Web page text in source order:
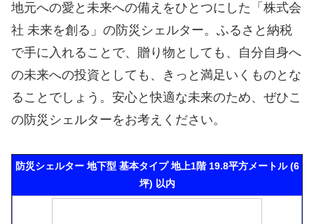
地元への愛と未来への備えをひとつにした「株式会
社 未来を創る」の防災シェルター。ふるさと納税
で手に入れることで、贈り物としても、自分自身へ
の未来への投資としても、きっと満足いくものとな
ることでしょう。安心と快適な未来のため、ぜひこ
の防災シェルターをお考えください。
防災シェルター 地下型 基本タイプ 地上1階 19.8平方メートル (6
坪) 以内